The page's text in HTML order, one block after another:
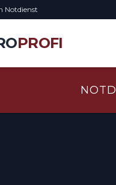
Notdienst
PROFI